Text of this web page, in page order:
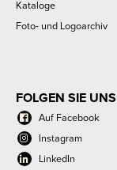
Kataloge
Foto- und Logoarchiv
FOLGEN SIE UNS
Auf Facebook
Instagram
LinkedIn